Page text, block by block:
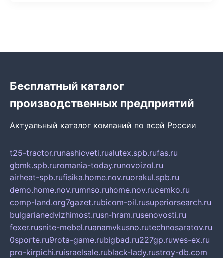
Бесплатный каталог
производственных предприятий
Актуальный каталог компаний по всей России
t25-tractor.runashicveti.rualutex.spb.rufas.ru
gbmk.spb.ruromania-today.runovoizol.ru
airheat-spb.rufisika.home.nov.ruorakul.spb.ru
demo.home.nov.rumnso.ruhome.nov.rucemko.ru
comp-land.org7gazet.rubicom-oil.rusuperiorsearch.ru
bulgarianedvizhimost.rusn-hram.rusenovosti.ru
fexer.rusnite-mebel.ruanamvkusno.rutechnosaratov.ru
0sporte.ru9rota-game.rubigbad.ru227gp.ruwes-ex.ru
pro-kirpichi.ruisraelsale.rublack-lady.rustroy-db.com